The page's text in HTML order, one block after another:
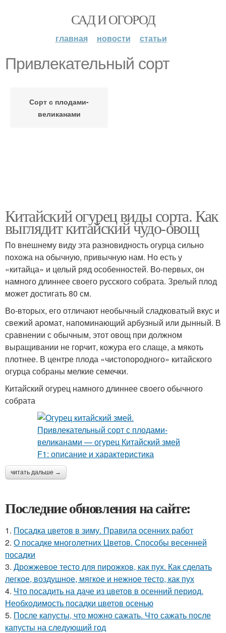
САД И ОГОРОД
главная новости статьи
Привлекательный сорт
Сорт с плодами-
великанами
Китайский огурец виды сорта. Как
выглядит китайский чудо-овощ
По внешнему виду эта разновидность огурца сильно
похожа на обычную, привычную нам. Но есть у
«китайца» и целый ряд особенностей. Во-первых, он
намного длиннее своего русского собрата. Зрелый плод
может достигать 80 см.
Во-вторых, его отличают необычный сладковатый вкус и
свежий аромат, напоминающий арбузный или дынный. В
сравнении с обычным, этот овощ при должном
выращивании не горчит, кожура его слаще, а мякоть
плотнее. В центре плода «чистопородного» китайского
огурца собраны мелкие семечки.
Китайский огурец намного длиннее своего обычного
собрата
читать дальше →
Последние обновления на сайте:
1. Посадка цветов в зиму. Правила осенних работ
2. О посадке многолетних Цветов. Способы весенней
посадки
3. Дрожжевое тесто для пирожков, как пух. Как сделать
легкое, воздушное, мягкое и нежное тесто, как пух
4. Что посадить на даче из цветов в осенний период.
Необходимость посадки цветов осенью
5. После капусты, что можно сажать. Что сажать после
капусты на следующий год